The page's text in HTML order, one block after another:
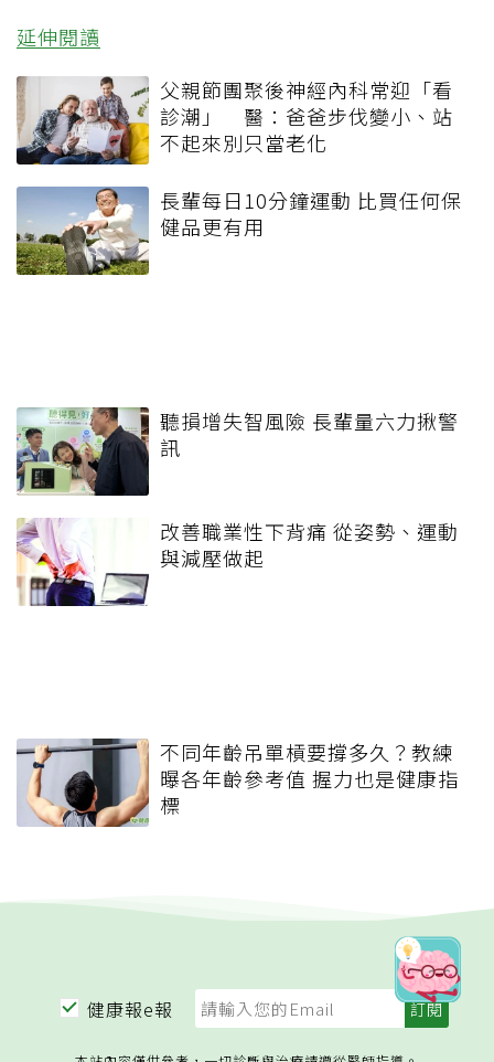
延伸閱讀
父親節團聚後神經內科常迎「看
診潮」 醫：爸爸步伐變小、站
不起來別只當老化
長輩每日10分鐘運動 比買任何保
健品更有用
聽損增失智風險 長輩量六力揪警
訊
改善職業性下背痛 從姿勢、運動
與減壓做起
不同年齡吊單槓要撐多久？教練
曝各年齡參考值 握力也是健康指
標
健康報e報